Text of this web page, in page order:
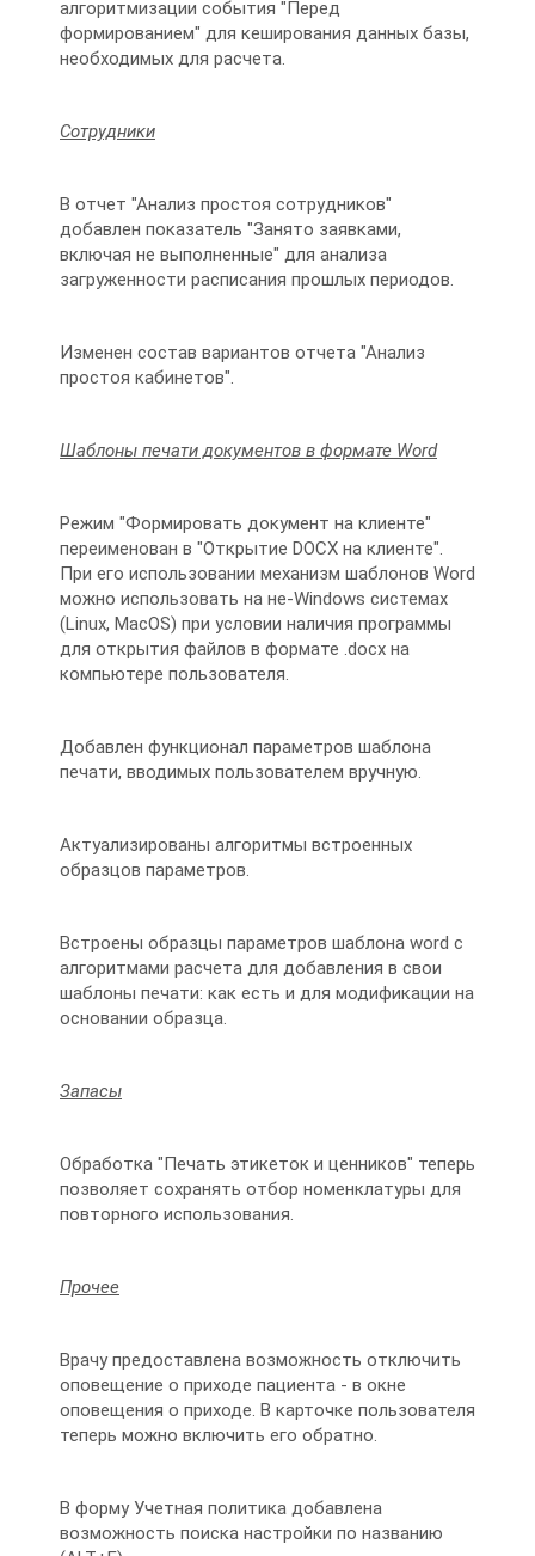
алгоритмизации события "Перед
формированием" для кеширования данных базы,
необходимых для расчета.
Сотрудники
В отчет "Анализ простоя сотрудников"
добавлен показатель "Занято заявками,
включая не выполненные" для анализа
загруженности расписания прошлых периодов.
Изменен состав вариантов отчета "Анализ
простоя кабинетов".
Шаблоны печати документов в формате Word
Режим "Формировать документ на клиенте"
переименован в "Открытие DOCX на клиенте".
При его использовании механизм шаблонов Word
можно использовать на не-Windows системах
(Linux, MacOS) при условии наличия программы
для открытия файлов в формате .docx на
компьютере пользователя.
Добавлен функционал параметров шаблона
печати, вводимых пользователем вручную.
Актуализированы алгоритмы встроенных
образцов параметров.
Встроены образцы параметров шаблона word с
алгоритмами расчета для добавления в свои
шаблоны печати: как есть и для модификации на
основании образца.
Запасы
Обработка "Печать этикеток и ценников" теперь
позволяет сохранять отбор номенклатуры для
повторного использования.
Прочее
Врачу предоставлена возможность отключить
оповещение о приходе пациента - в окне
оповещения о приходе. В карточке пользователя
теперь можно включить его обратно.
В форму Учетная политика добавлена
возможность поиска настройки по названию